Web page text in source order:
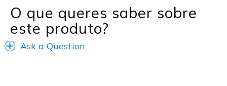
View On Shoes
I'm Into Shoes
O que queres saber sobre
este produto?
Ask a Question